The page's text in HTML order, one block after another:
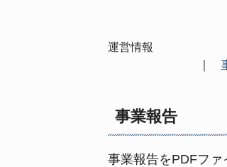
運営情報
事業報告
事業報告をPDFファ